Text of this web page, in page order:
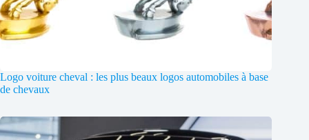
Logo voiture cheval : les plus beaux logos automobiles à base
de chevaux